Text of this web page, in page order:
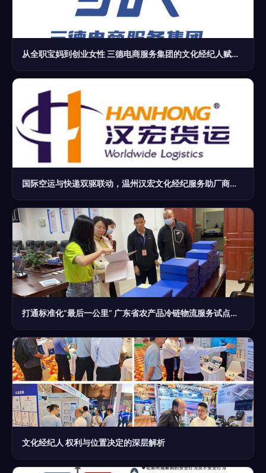
从全职宝妈到创业女性 三德电商服务集团的文化经纪人赋能之路
国际空运与快递双驱联动，温州汉宏文化经纪服务助厂商赋能新走势
打通标准化“最后一公里” 广东省农产品冷链物流服务试点稳步推进，开启文化经纪新范式
文化经纪人 权利与位置决定的深层解析